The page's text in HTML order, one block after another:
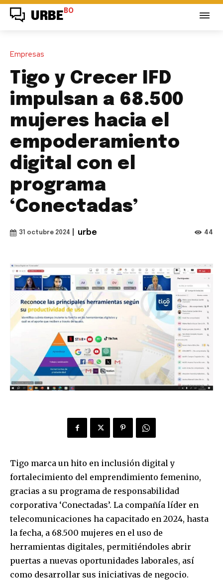
URBE BO
Empresas
Tigo y Crecer IFD
impulsan a 68.500
mujeres hacia el
empoderamiento
digital con el
programa
‘Conectadas’
31 octubre 2024 urbe 44
Tigo marca un hito en inclusión digital y
fortalecimiento del emprendimiento femenino,
gracias a su programa de responsabilidad
corporativa ‘Conectadas’. La compañía líder en
telecomunicaciones ha capacitado en 2024, hasta
la fecha, a 68.500 mujeres en el uso de
herramientas digitales, permitiéndoles abrir
puertas a nuevas oportunidades laborales, así
como desarrollar sus iniciativas de negocio.